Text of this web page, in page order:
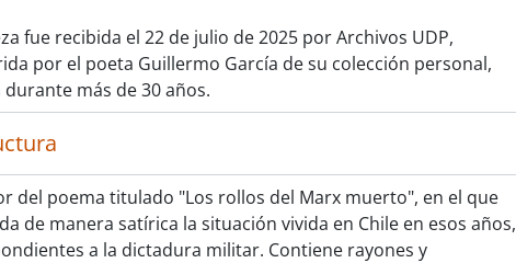
fue recibida el 22 de julio de 2025 por Archivos UDP,
por el poeta Guillermo García de su colección personal,
más de 30 años.
del poema titulado "Los rollos del Marx muerto", en el que
de manera satírica la situación vivida en Chile en esos años,
a la dictadura militar. Contiene rayones y